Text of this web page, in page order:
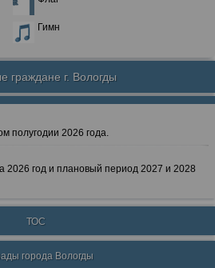
Гимн
граждане г. Вологды
полугодии 2026 года.
2026 год и плановый период 2027 и 2028
ТОС
города Вологды